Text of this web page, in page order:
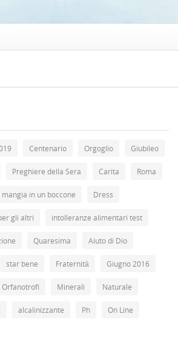
Centenario Orgoglio Giubileo
Preghiere della Sera Carita Roma
mangia in un boccone Dress
gli altri intolleranze alimentari test
Quaresima Aiuto di Dio
star bene Fraternità Giugno 2016
Orfanotrofi Minerali Naturale
alcalinizzante Ph On Line